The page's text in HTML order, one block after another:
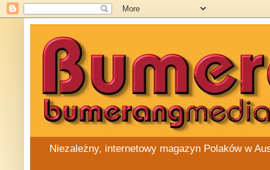
Niezależny, internetowy magazyn Polaków w